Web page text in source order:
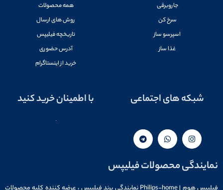
جاروبرقی
سرخ کن
اسپرسو ساز
غذا ساز
همه محصولات
روش های ارسال
تاریخچه فیلیپس
آدرس حضوری
خرید از اینستاگرام
شبکه های اجتماعی با اطمینان خرید کنید
نمایندگی محصولات فیلیپس